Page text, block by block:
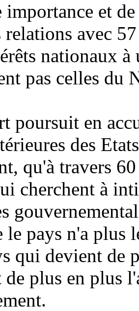
importance et
relations avec
nationaux
pas celles du
poursuit en
des
qu'à travers
cherchent à
le pays n'a plus
qui devient de
plus en plus